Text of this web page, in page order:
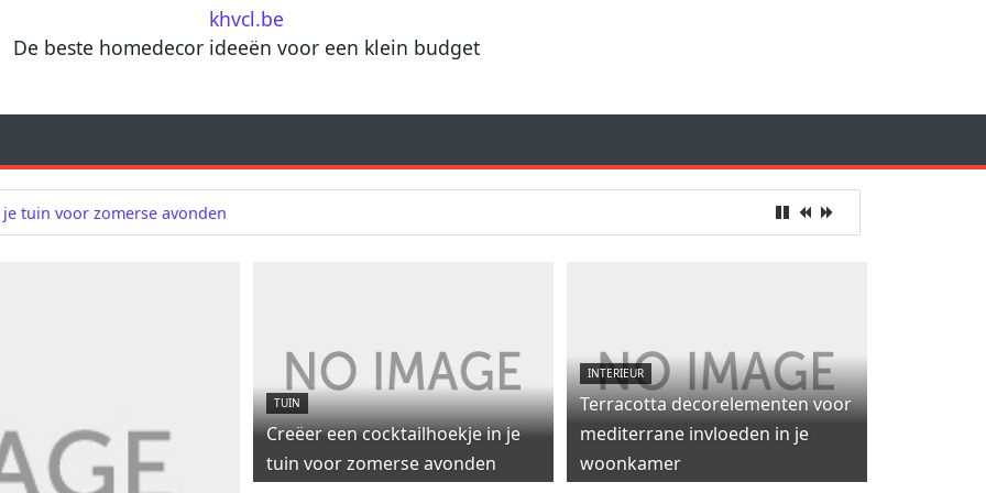
khvcl.be
De beste homedecor ideeën voor een klein budget
tuin voor zomerse avonden
TUIN
Creëer een cocktailhoekje in je
tuin voor zomerse avonden
INTERIEUR
Terracotta decorelementen voor
mediterrane invloeden in je
woonkamer